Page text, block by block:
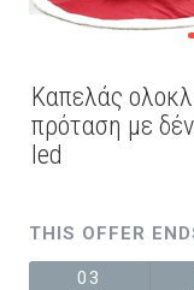
Καπελάς
πρόταση με
led
THIS OFFER
03